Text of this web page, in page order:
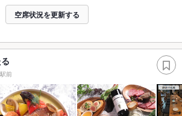
空席状況を更新する
前